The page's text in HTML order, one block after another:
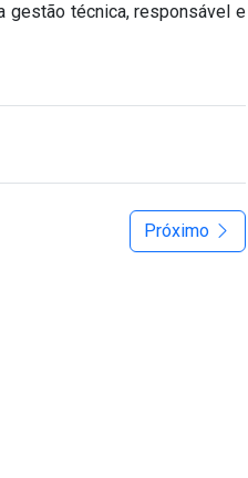
gestão técnica, responsável e
Próximo